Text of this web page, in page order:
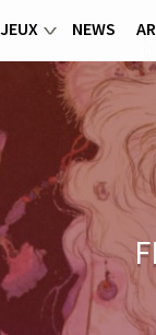
JEUX NEWS